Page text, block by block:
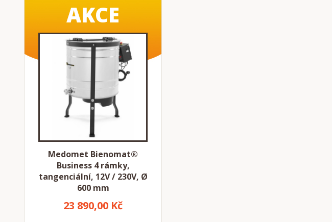
AKCE
Medomet Bienomat®
Business 4 rámky,
tangenciální, 12V / 230V, Ø
600 mm
23 890,00 Kč